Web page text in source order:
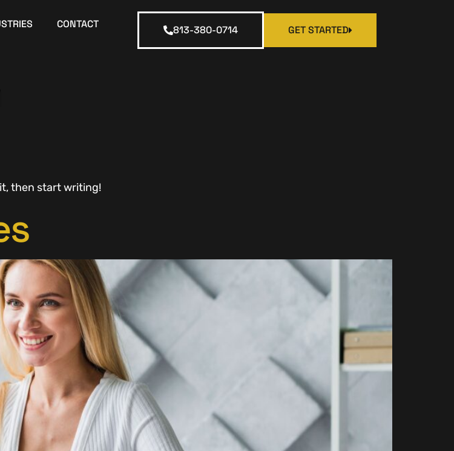
CONTACT 813-380-0714 GET STARTED
then start writing!